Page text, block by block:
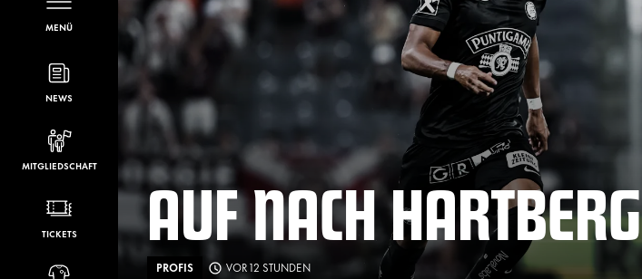
MENÜ
NEWS
MITGLIEDSCHAFT
TICKETS AUF NACH HARTBERG
PROFIS VOR 12 STUNDEN